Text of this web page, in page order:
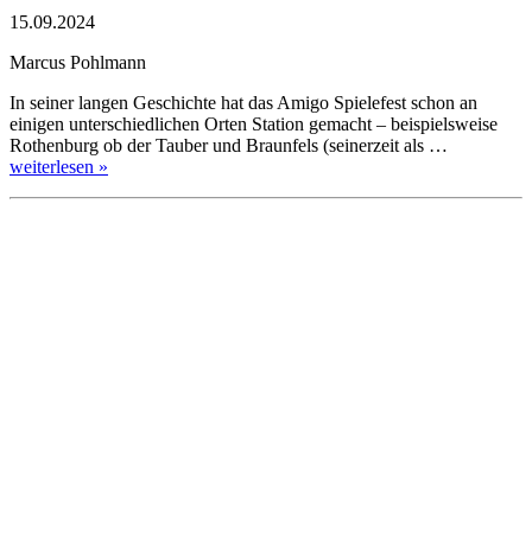
15.09.2024
Marcus Pohlmann
In seiner langen Geschichte hat das Amigo Spielefest schon an
einigen unterschiedlichen Orten Station gemacht – beispielsweise
Rothenburg ob der Tauber und Braunfels (seinerzeit als …
weiterlesen »